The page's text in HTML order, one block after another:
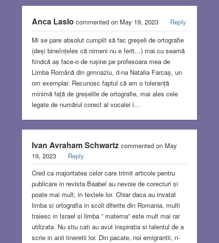
Anca Laslo commented on May 19, 2023
Reply
Mi se pare absolut cumplit să fac greșeli de ortografie
(deși bineînțeles că nimeni nu e ferit…) mai cu seamă
fiindcă aș face-o de rușine pe profesoara mea de
Limba Română din gimnaziu, d-na Natalia Farcaș, un
om exemplar. Recunosc faptul că am o toleranță
minimă față de greșelile de ortografie, mai ales cele
legate de numărul corect al vocalei i…
Ivan Avraham Schwartzcommented on May
19, 2023
Reply
Cred ca majoritatea celor care trimit articole pentru
publicare in revista Baabel au nevoie de corecturi si
poate mai mult, in textele lor. Chiar daca au invatat
limba si ortografia in scoli diferite din Romania, multi
traiesc in Israel si limba ” materna” este mult mai rar
utilizata. Nu stiu cati au avut inspiratia si talentul de a
scrie in anii tineretii lor. Din pacate, noi emigrantii, n-